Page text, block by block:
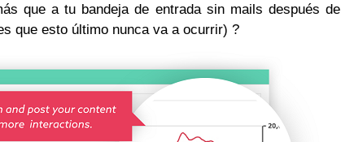
que a tu bandeja de entrada sin mails después de
que esto último nunca va a ocurrir) ?